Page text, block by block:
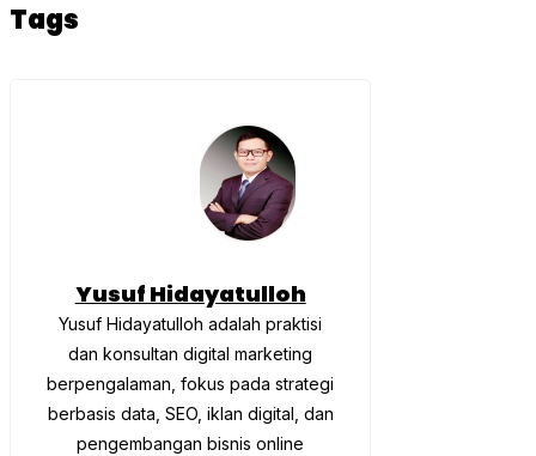
Tags
Yusuf Hidayatulloh
Yusuf Hidayatulloh adalah praktisi
dan konsultan digital marketing
berpengalaman, fokus pada strategi
berbasis data, SEO, iklan digital, dan
pengembangan bisnis online